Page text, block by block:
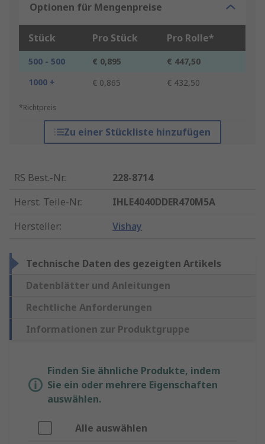
Optionen für Mengenpreise
Stück Pro Stück Pro Rolle*
500 - 500 € 0,895
€ 447,50
1000 +
€ 0,865 € 432,50
*Richtpreis
Zu einer Stückliste hinzufügen
RS Best.-Nr.:
228-8714
Herst. Teile-Nr.:
IHLE4040DDER470M5A
Hersteller: Vishay
Technische Daten des gezeigten Artikels
Datenblätter und Anleitungen
Rechtliche Anforderungen
Informationen zur Produktgruppe
Finden Sie ähnliche Produkte, indem
Sie ein oder mehrere Eigenschaften
auswählen.
Alle auswählen